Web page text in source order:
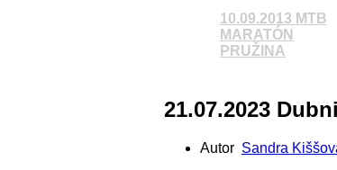
10.09.2013 MTB
MARATÓN
PRUŽINA
21.07.2023
Autor Sandra